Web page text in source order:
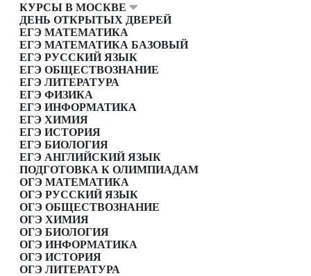
КУРСЫ В МОСКВЕ
ДЕНЬ ОТКРЫТЫХ ДВЕРЕЙ
ЕГЭ МАТЕМАТИКА
ЕГЭ МАТЕМАТИКА БАЗОВЫЙ
ЕГЭ РУССКИЙ ЯЗЫК
ЕГЭ ОБЩЕСТВОЗНАНИЕ
ЕГЭ ЛИТЕРАТУРА
ЕГЭ ФИЗИКА
ЕГЭ ИНФОРМАТИКА
ЕГЭ ХИМИЯ
ЕГЭ ИСТОРИЯ
ЕГЭ БИОЛОГИЯ
ЕГЭ АНГЛИЙСКИЙ ЯЗЫК
ПОДГОТОВКА К ОЛИМПИАДАМ
ОГЭ МАТЕМАТИКА
ОГЭ РУССКИЙ ЯЗЫК
ОГЭ ОБЩЕСТВОЗНАНИЕ
ОГЭ ХИМИЯ
ОГЭ БИОЛОГИЯ
ОГЭ ИНФОРМАТИКА
ОГЭ ИСТОРИЯ
ОГЭ ЛИТЕРАТУРА